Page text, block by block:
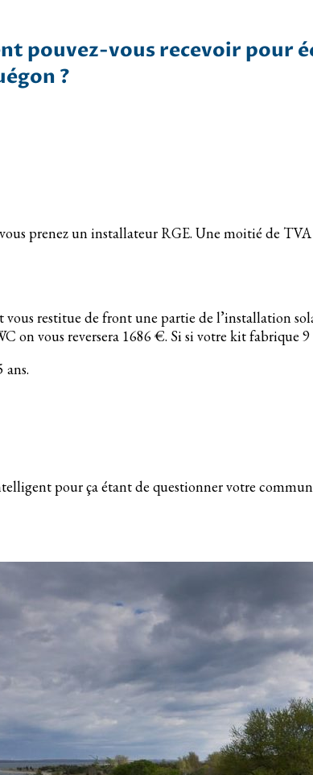
pouvez-vous recevoir pour
?
prenez un installateur RGE. Une moitié de
vous restitue de front une partie de l’installation
on vous reversera 1686 €. Si si votre kit fabrique
ans.
pour ça étant de questionner votre